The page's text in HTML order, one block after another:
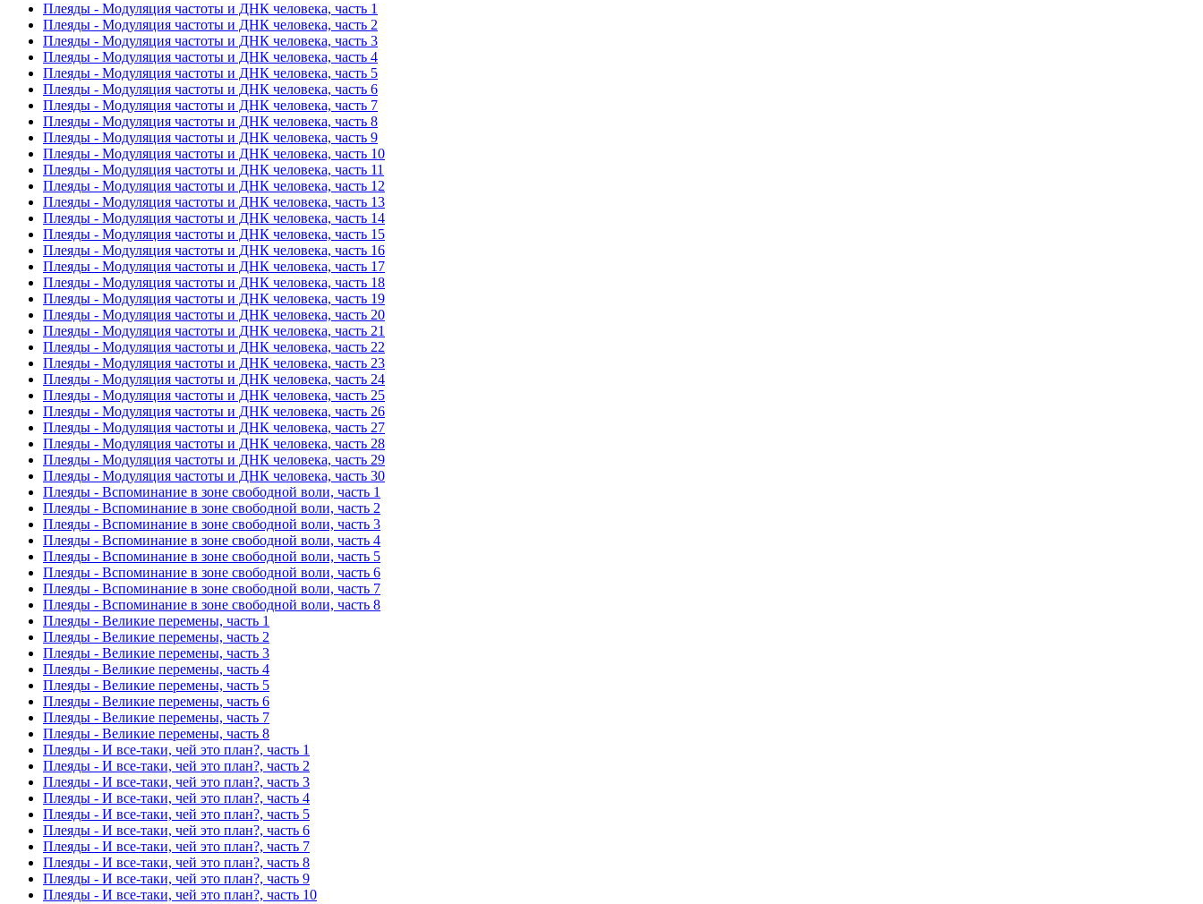
Плеяды - Модуляция частоты и ДНК человека, часть 1
Плеяды - Модуляция частоты и ДНК человека, часть 2
Плеяды - Модуляция частоты и ДНК человека, часть 3
Плеяды - Модуляция частоты и ДНК человека, часть 4
Плеяды - Модуляция частоты и ДНК человека, часть 5
Плеяды - Модуляция частоты и ДНК человека, часть 6
Плеяды - Модуляция частоты и ДНК человека, часть 7
Плеяды - Модуляция частоты и ДНК человека, часть 8
Плеяды - Модуляция частоты и ДНК человека, часть 9
Плеяды - Модуляция частоты и ДНК человека, часть 10
Плеяды - Модуляция частоты и ДНК человека, часть 11
Плеяды - Модуляция частоты и ДНК человека, часть 12
Плеяды - Модуляция частоты и ДНК человека, часть 13
Плеяды - Модуляция частоты и ДНК человека, часть 14
Плеяды - Модуляция частоты и ДНК человека, часть 15
Плеяды - Модуляция частоты и ДНК человека, часть 16
Плеяды - Модуляция частоты и ДНК человека, часть 17
Плеяды - Модуляция частоты и ДНК человека, часть 18
Плеяды - Модуляция частоты и ДНК человека, часть 19
Плеяды - Модуляция частоты и ДНК человека, часть 20
Плеяды - Модуляция частоты и ДНК человека, часть 21
Плеяды - Модуляция частоты и ДНК человека, часть 22
Плеяды - Модуляция частоты и ДНК человека, часть 23
Плеяды - Модуляция частоты и ДНК человека, часть 24
Плеяды - Модуляция частоты и ДНК человека, часть 25
Плеяды - Модуляция частоты и ДНК человека, часть 26
Плеяды - Модуляция частоты и ДНК человека, часть 27
Плеяды - Модуляция частоты и ДНК человека, часть 28
Плеяды - Модуляция частоты и ДНК человека, часть 29
Плеяды - Модуляция частоты и ДНК человека, часть 30
Плеяды - Вспоминание в зоне свободной воли, часть 1
Плеяды - Вспоминание в зоне свободной воли, часть 2
Плеяды - Вспоминание в зоне свободной воли, часть 3
Плеяды - Вспоминание в зоне свободной воли, часть 4
Плеяды - Вспоминание в зоне свободной воли, часть 5
Плеяды - Вспоминание в зоне свободной воли, часть 6
Плеяды - Вспоминание в зоне свободной воли, часть 7
Плеяды - Вспоминание в зоне свободной воли, часть 8
Плеяды - Великие перемены, часть 1
Плеяды - Великие перемены, часть 2
Плеяды - Великие перемены, часть 3
Плеяды - Великие перемены, часть 4
Плеяды - Великие перемены, часть 5
Плеяды - Великие перемены, часть 6
Плеяды - Великие перемены, часть 7
Плеяды - Великие перемены, часть 8
Плеяды - И все-таки, чей это план?, часть 1
Плеяды - И все-таки, чей это план?, часть 2
Плеяды - И все-таки, чей это план?, часть 3
Плеяды - И все-таки, чей это план?, часть 4
Плеяды - И все-таки, чей это план?, часть 5
Плеяды - И все-таки, чей это план?, часть 6
Плеяды - И все-таки, чей это план?, часть 7
Плеяды - И все-таки, чей это план?, часть 8
Плеяды - И все-таки, чей это план?, часть 9
Плеяды - И все-таки, чей это план?, часть 10